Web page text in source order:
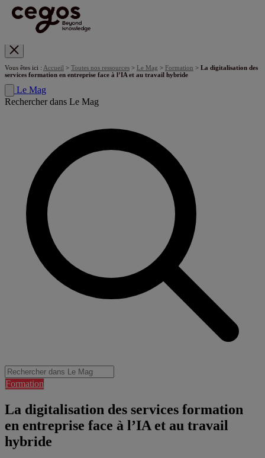
Vous êtes ici : Accueil > Toutes nos ressources > Le Mag > Formation > La digitalisation des
services formation en entreprise face à l’IA et au travail hybride
Le Mag
Rechercher dans Le Mag
Formation
La digitalisation des services formation
en entreprise face à l’IA et au travail
hybride